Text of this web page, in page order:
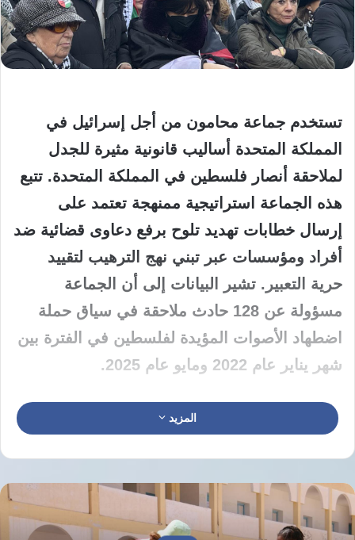
تستخدم جماعة محامون من أجل إسرائيل في
المملكة المتحدة أساليب قانونية مثيرة للجدل
لملاحقة أنصار فلسطين في المملكة المتحدة. تتبع
هذه الجماعة استراتيجية ممنهجة تعتمد على
إرسال خطابات تهديد تلوح برفع دعاوى قضائية ضد
أفراد ومؤسسات عبر تبني نهج الترهيب لتقييد
حرية التعبير. تشير البيانات إلى أن الجماعة
مسؤولة عن 128 حادث ملاحقة في سياق حملة
اضطهاد الأصوات المؤيدة لفلسطين في الفترة بين
شهر يناير عام 2022 ومايو عام 2025.
تأسست الجماعة قبل 15 عاماً تحت شعار دعم
إسرائيل بالمهارات القانونية ومواجهة حركة
المعروفة باسم بي دي إس. يرأسها جوناثان روكس
وتديرها حالياً المحامية كارولين ترنر وتعتمد في
المزيد